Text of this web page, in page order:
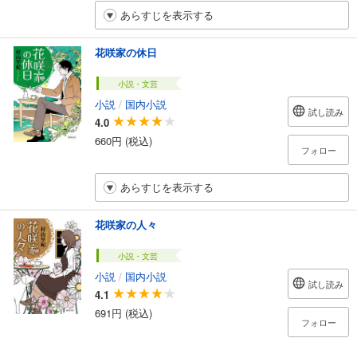
あらすじを表示する
花咲家の休日
小説・文芸
小説 / 国内小説
4.0
660円 (税込)
試し読み
フォロー
あらすじを表示する
花咲家の人々
小説・文芸
小説 / 国内小説
4.1
691円 (税込)
試し読み
フォロー